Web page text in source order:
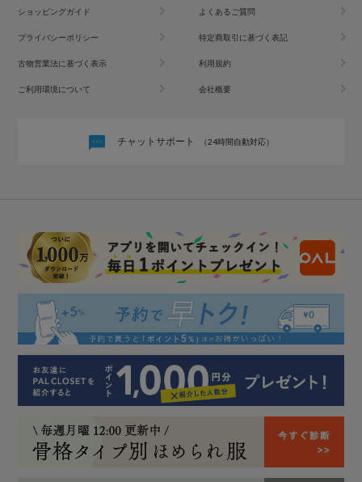
ショッピングガイド よくあるご質問
プライバシーポリシー 特定商取引に基づく表記
古物営業法に基づく表示 利用規約
ご利用環境について 会社概要
チャットサポート （24時間自動対応）